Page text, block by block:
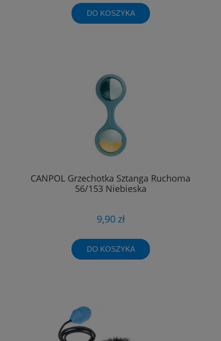
DO KOSZYKA
CANPOL Grzechotka Sztanga Ruchoma
56/153 Niebieska
9,90 zł
DO KOSZYKA